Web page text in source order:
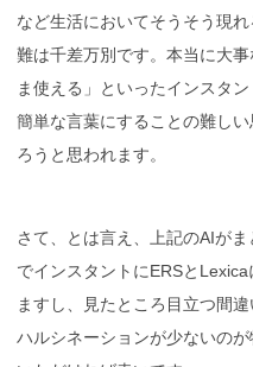
など生活においてそうそう現
難は千差万別です。本当に大
ま使える」といったインスタ
簡単な言葉にすることの難し
ろうと思われます。
さて、とは言え、上記のAIが
でインスタントにERSと
ますし、見たところ目立つ間
ハルシネーションが少ないの